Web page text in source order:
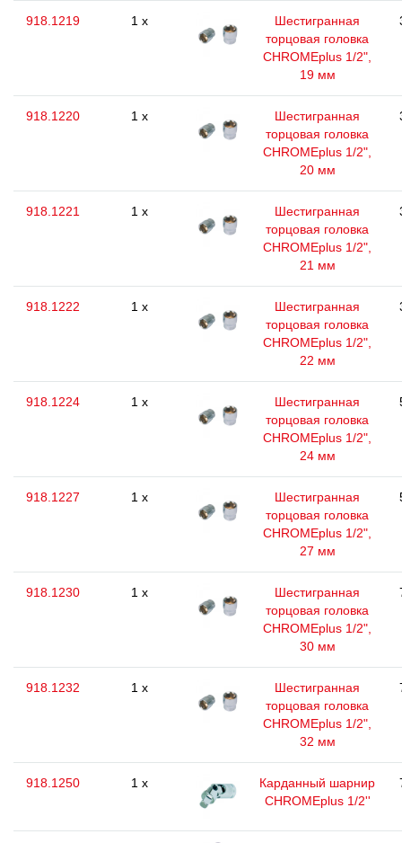
918.1219 1 x
Шестигранная
торцовая головка
CHROMEplus 1/2",
19 мм
918.1220 1 x
Шестигранная
торцовая головка
CHROMEplus 1/2",
20 мм
918.1221 1 x
Шестигранная
торцовая головка
CHROMEplus 1/2",
21 мм
918.1222 1 x
Шестигранная
торцовая головка
CHROMEplus 1/2",
22 мм
918.1224 1 x
Шестигранная
торцовая головка
CHROMEplus 1/2",
24 мм
918.1227 1 x
Шестигранная
торцовая головка
CHROMEplus 1/2",
27 мм
918.1230 1 x
Шестигранная
торцовая головка
CHROMEplus 1/2",
30 мм
918.1232 1 x
Шестигранная
торцовая головка
CHROMEplus 1/2",
32 мм
918.1250 1 x
Карданный шарнир
CHROMEplus 1/2''